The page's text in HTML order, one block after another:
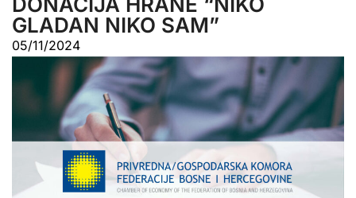
GLADAN NIKO SAM”
05/11/2024